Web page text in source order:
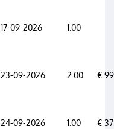
17-09-2026 1.00
23-09-2026 2.00 €
24-09-2026 1.00 €